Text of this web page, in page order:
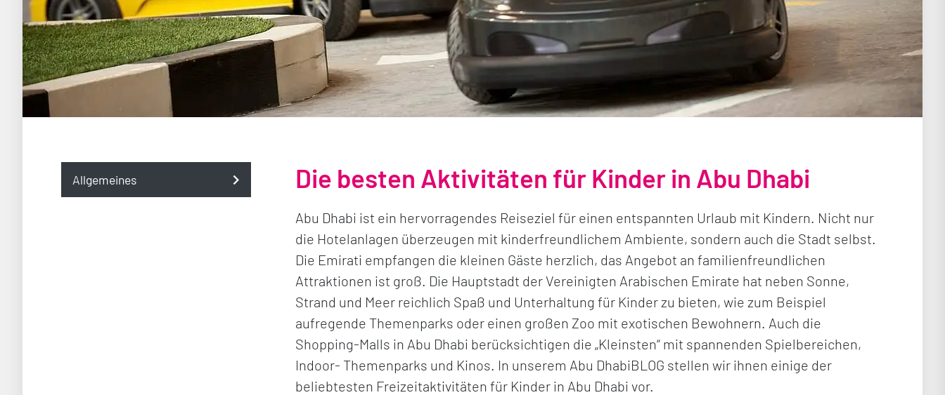
Allgemeines Die besten Aktivitäten für Kinder in Abu Dhabi
Abu Dhabi ist ein hervorragendes Reiseziel für einen entspannten Urlaub mit Kindern. Nicht nur
die Hotelanlagen überzeugen mit kinderfreundlichem Ambiente, sondern auch die Stadt selbst.
Die Emirati empfangen die kleinen Gäste herzlich, das Angebot an familienfreundlichen
Attraktionen ist groß. Die Hauptstadt der Vereinigten Arabischen Emirate hat neben Sonne,
Strand und Meer reichlich Spaß und Unterhaltung für Kinder zu bieten, wie zum Beispiel
aufregende Themenparks oder einen großen Zoo mit exotischen Bewohnern. Auch die
Shopping-Malls in Abu Dhabi berücksichtigen die „Kleinsten“ mit spannenden Spielbereichen,
Indoor- Themenparks und Kinos. In unserem Abu DhabiBLOG stellen wir ihnen einige der
beliebtesten Freizeitaktivitäten für Kinder in Abu Dhabi vor.